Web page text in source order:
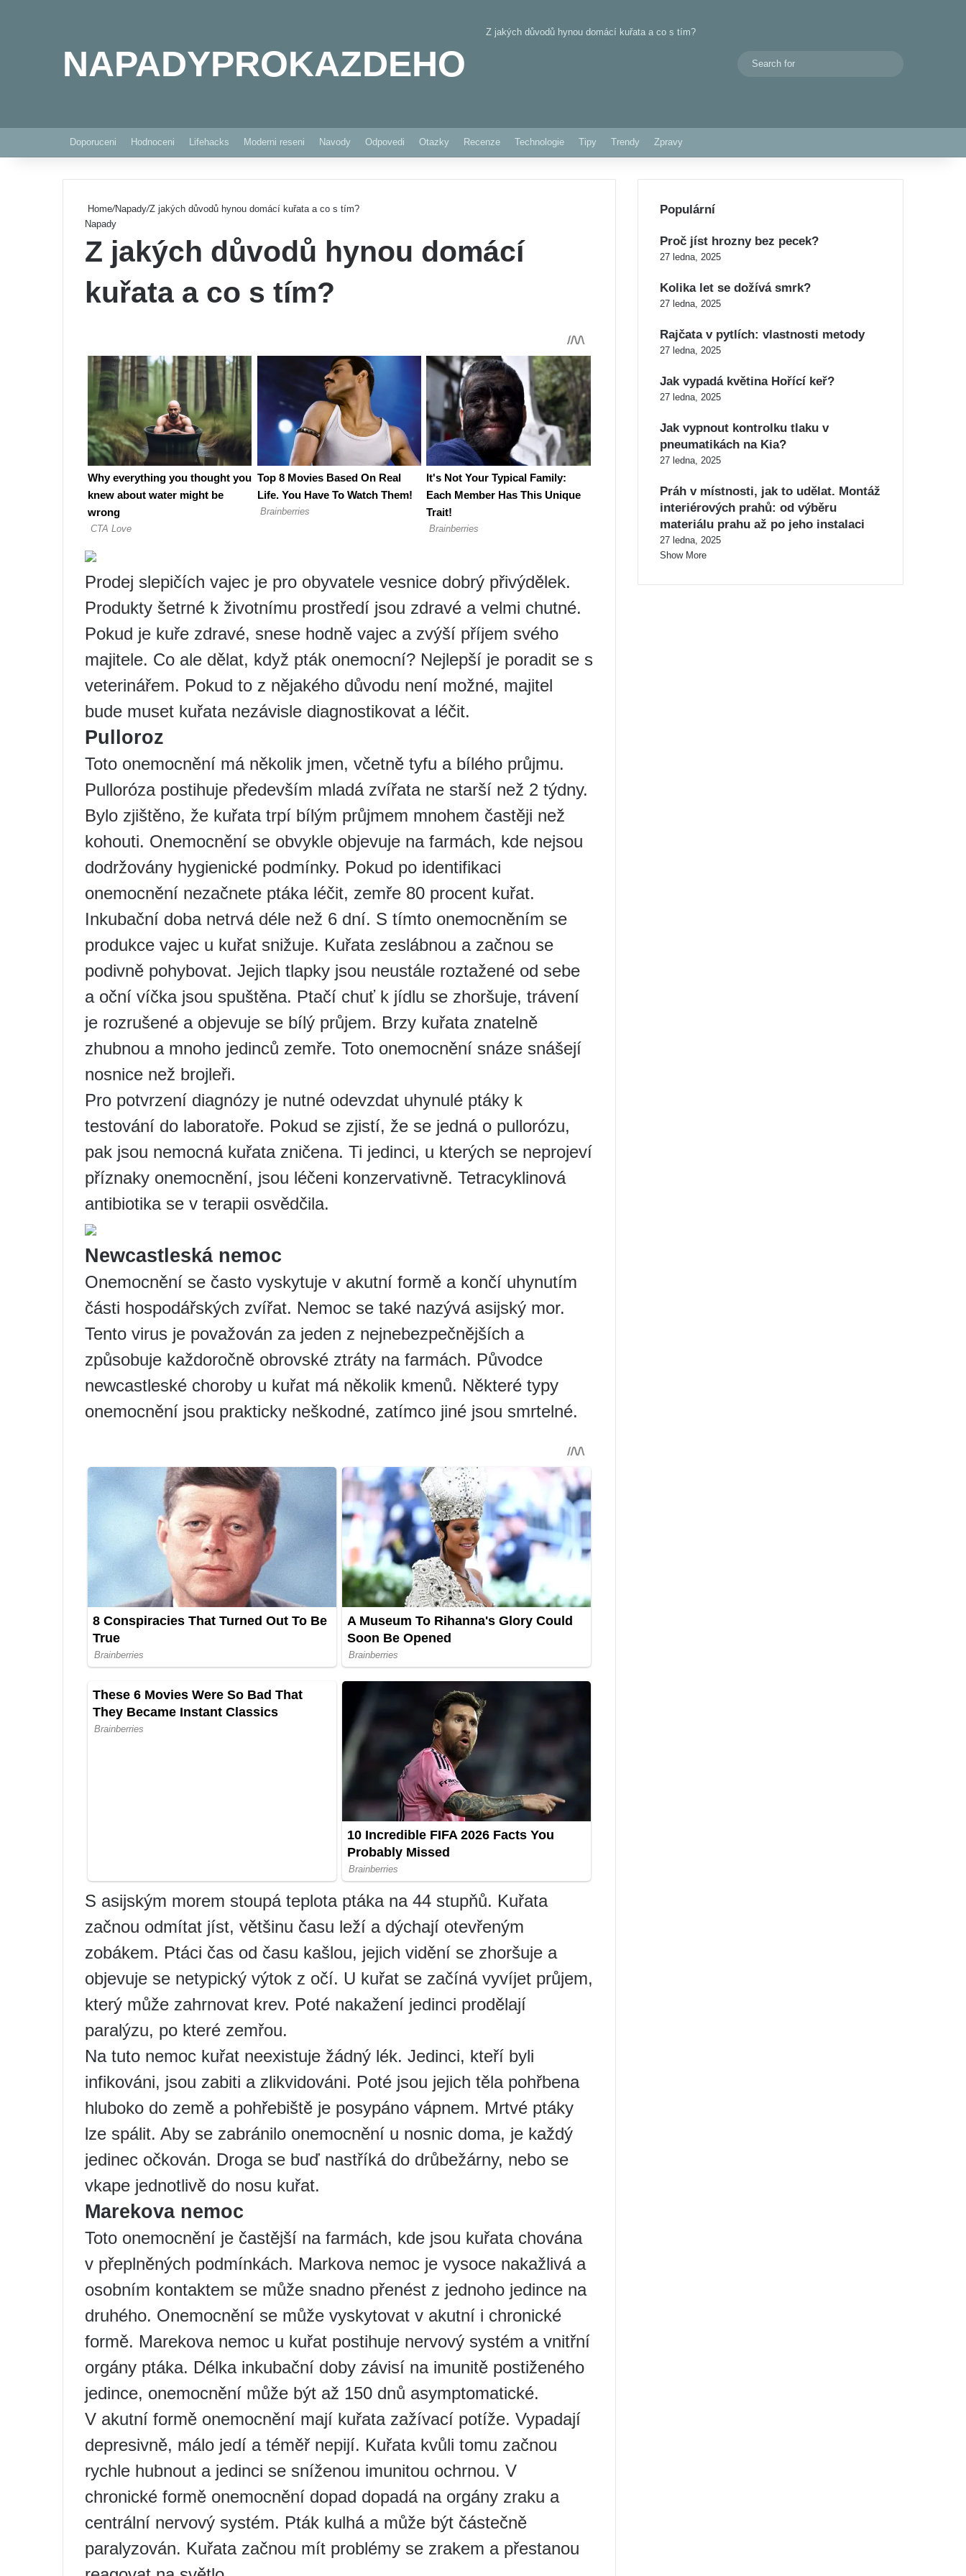
NAPADYPROKAZDEHO
Z jakých důvodů hynou domácí kuřata a co s tím?
Switch skin
Doporuceni Hodnoceni Lifehacks Moderni reseni Navody Odpovedi Otazky Recenze Technologie Tipy Trendy Zpravy
Home/Napady/Z jakých důvodů hynou domácí kuřata a co s tím?
Napady
Z jakých důvodů hynou domácí
kuřata a co s tím?
Prodej slepičích vajec je pro obyvatele vesnice dobrý přivýdělek.
Produkty šetrné k životnímu prostředí jsou zdravé a velmi chutné.
Pokud je kuře zdravé, snese hodně vajec a zvýší příjem svého
majitele. Co ale dělat, když pták onemocní? Nejlepší je poradit se s
veterinářem. Pokud to z nějakého důvodu není možné, majitel
bude muset kuřata nezávisle diagnostikovat a léčit.
Pulloroz
Toto onemocnění má několik jmen, včetně tyfu a bílého průjmu.
Pulloróza postihuje především mladá zvířata ne starší než 2 týdny.
Bylo zjištěno, že kuřata trpí bílým průjmem mnohem častěji než
kohouti. Onemocnění se obvykle objevuje na farmách, kde nejsou
dodržovány hygienické podmínky. Pokud po identifikaci
onemocnění nezačnete ptáka léčit, zemře 80 procent kuřat.
Inkubační doba netrvá déle než 6 dní. S tímto onemocněním se
produkce vajec u kuřat snižuje. Kuřata zeslábnou a začnou se
podivně pohybovat. Jejich tlapky jsou neustále roztažené od sebe
a oční víčka jsou spuštěna. Ptačí chuť k jídlu se zhoršuje, trávení
je rozrušené a objevuje se bílý průjem. Brzy kuřata znatelně
zhubnou a mnoho jedinců zemře. Toto onemocnění snáze snášejí
nosnice než brojleři.
Pro potvrzení diagnózy je nutné odevzdat uhynulé ptáky k
testování do laboratoře. Pokud se zjistí, že se jedná o pullorózu,
pak jsou nemocná kuřata zničena. Ti jedinci, u kterých se neprojeví
příznaky onemocnění, jsou léčeni konzervativně. Tetracyklinová
antibiotika se v terapii osvědčila.
Newcastleská nemoc
Onemocnění se často vyskytuje v akutní formě a končí uhynutím
části hospodářských zvířat. Nemoc se také nazývá asijský mor.
Tento virus je považován za jeden z nejnebezpečnějších a
způsobuje každoročně obrovské ztráty na farmách. Původce
newcastleské choroby u kuřat má několik kmenů. Některé typy
onemocnění jsou prakticky neškodné, zatímco jiné jsou smrtelné.
S asijským morem stoupá teplota ptáka na 44 stupňů. Kuřata
začnou odmítat jíst, většinu času leží a dýchají otevřeným
zobákem. Ptáci čas od času kašlou, jejich vidění se zhoršuje a
objevuje se netypický výtok z očí. U kuřat se začíná vyvíjet průjem,
který může zahrnovat krev. Poté nakažení jedinci prodělají
paralýzu, po které zemřou.
Na tuto nemoc kuřat neexistuje žádný lék. Jedinci, kteří byli
infikováni, jsou zabiti a zlikvidováni. Poté jsou jejich těla pohřbena
hluboko do země a pohřebiště je posypáno vápnem. Mrtvé ptáky
lze spálit. Aby se zabránilo onemocnění u nosnic doma, je každý
jedinec očkován. Droga se buď nastříká do drůbežárny, nebo se
vkape jednotlivě do nosu kuřat.
Marekova nemoc
Toto onemocnění je častější na farmách, kde jsou kuřata chována
v přeplněných podmínkách. Markova nemoc je vysoce nakažlivá a
osobním kontaktem se může snadno přenést z jednoho jedince na
druhého. Onemocnění se může vyskytovat v akutní i chronické
formě. Marekova nemoc u kuřat postihuje nervový systém a vnitřní
orgány ptáka. Délka inkubační doby závisí na imunitě postiženého
jedince, onemocnění může být až 150 dnů asymptomatické.
V akutní formě onemocnění mají kuřata zažívací potíže. Vypadají
depresivně, málo jedí a téměř nepijí. Kuřata kvůli tomu začnou
rychle hubnout a jedinci se sníženou imunitou ochrnou. V
chronické formě onemocnění dopad dopadá na orgány zraku a
centrální nervový systém. Pták kulhá a může být částečně
paralyzován. Kuřata začnou mít problémy se zrakem a přestanou
Populární
Proč jíst hrozny bez pecek?
27 ledna, 2025
Kolika let se dožívá smrk?
27 ledna, 2025
Rajčata v pytlích: vlastnosti metody
27 ledna, 2025
Jak vypadá květina Hořící keř?
27 ledna, 2025
Jak vypnout kontrolku tlaku v
pneumatikách na Kia?
27 ledna, 2025
Práh v místnosti, jak to udělat. Montáž
interiérových prahů: od výběru
materiálu prahu až po jeho instalaci
27 ledna, 2025
Show More